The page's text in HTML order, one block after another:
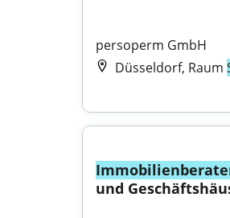
persoperm GmbH
Düsseldorf, Raum
und